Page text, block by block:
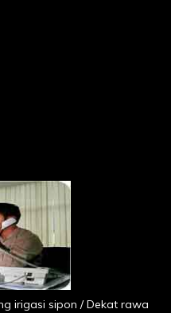
irigasi sipon / Dekat rawa